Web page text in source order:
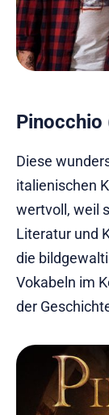
Pinocchio
Diese
italienischen
wertvoll, weil
Literatur und
die
Vokabeln im
der